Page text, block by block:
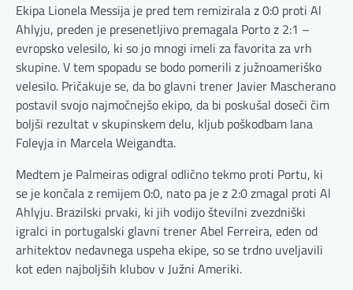
Ekipa Lionela Messija je pred tem remizirala z 0:0 proti Al
Ahlyju, preden je presenetljivo premagala Porto z 2:1 –
evropsko velesilo, ki so jo mnogi imeli za favorita za vrh
skupine. V tem spopadu se bodo pomerili z južnoameriško
velesilo. Pričakuje se, da bo glavni trener Javier Mascherano
postavil svojo najmočnejšo ekipo, da bi poskušal doseči čim
boljši rezultat v skupinskem delu, kljub poškodbam Iana
Foleyja in Marcela Weigandta.
Medtem je Palmeiras odigral odlično tekmo proti Portu, ki
se je končala z remijem 0:0, nato pa je z 2:0 zmagal proti Al
Ahlyju. Brazilski prvaki, ki jih vodijo številni zvezdniški
igralci in portugalski glavni trener Abel Ferreira, eden od
arhitektov nedavnega uspeha ekipe, so se trdno uveljavili
kot eden najboljših klubov v Južni Ameriki.